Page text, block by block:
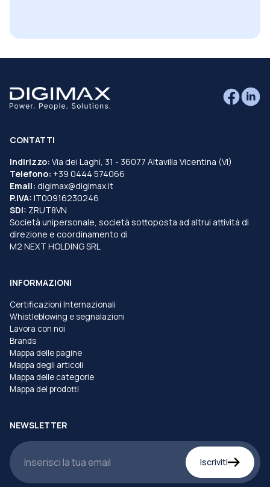
CONTATTI
Indirizzo: Via dei Laghi, 31 - 36077 Altavilla Vicentina (VI)
Telefono: +39 0444 574066
Email: digimax@digimax.it
P.IVA: IT00916230246
SDI: ZRUT8VN
Società unipersonale, società sottoposta ad altrui attività di
direzione e coordinamento di
M2 NEXT HOLDING SRL
INFORMAZIONI
Certificazioni Internazionali
Whistleblowing e segnalazioni
Lavora con noi
Brands
Mappa delle pagine
Mappa degli articoli
Mappa delle categorie
Mappa dei prodotti
NEWSLETTER
Iscriviti